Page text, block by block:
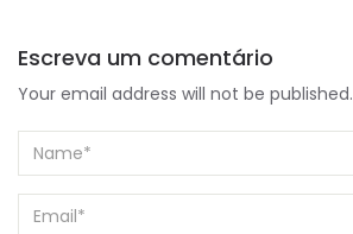
Escreva um comentário
Your email address will not be published.